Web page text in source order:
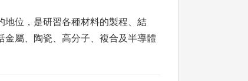
地位，是研習各種材料的製程、結
屬、陶瓷、高分子、複合及半導體